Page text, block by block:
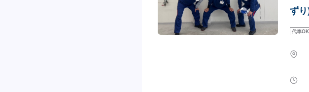
ず
代車OK